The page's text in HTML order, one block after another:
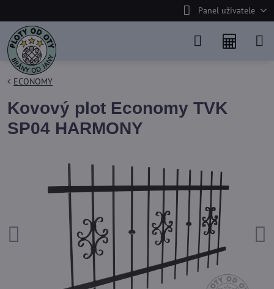
Panel uživatele
ECONOMY
Kovový plot Economy TVK
SP04 HARMONY